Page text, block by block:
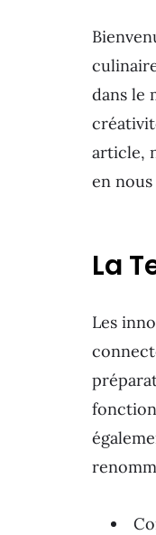
dans le
article,
en
La
Les